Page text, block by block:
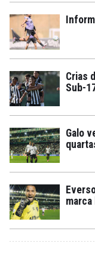
Crias
Sub-
Galo